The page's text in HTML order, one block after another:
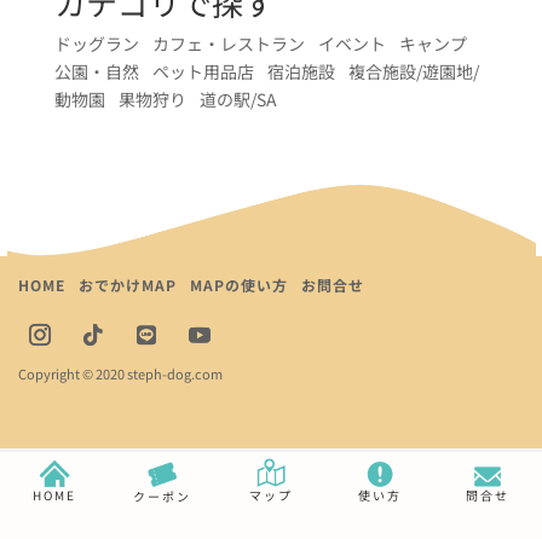
ドッグラン カフェ・レストラン イベント
キャンプ
公園・自然
ペット用品店 宿泊施設 複合施設/遊園地/
動物園
果物狩り 道の駅/SA
HOME おでかけMAP MAPの使い方 お問合せ
Copyright © 2020 steph-dog.com
HOME クーポン マップ 使い方 問合せ